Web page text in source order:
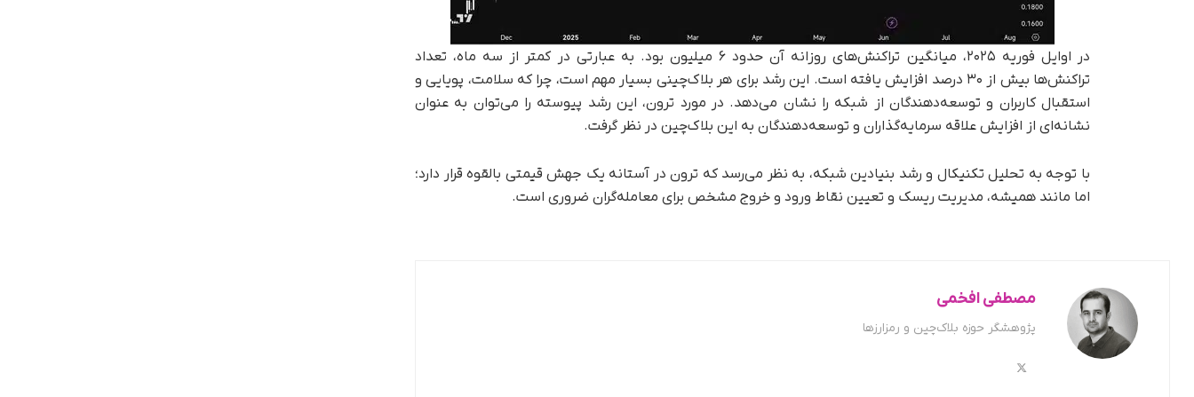
در اوایل فوریه ۲۰۲۵، میانگین تراکنش‌های روزانه آن حدود ۶ میلیون بود. به‌ عبارتی در کمتر از سه ماه، تعداد
تراکنش‌ها بیش از ۳۰ درصد افزایش یافته است. این رشد برای هر بلاک‌چینی بسیار مهم است، چرا که سلامت، پویایی و
استقبال کاربران و توسعه‌دهندگان از شبکه را نشان می‌دهد. در مورد ترون، این رشد پیوسته را می‌توان به‌ عنوان
نشانه‌ای از افزایش علاقه سرمایه‌گذاران و توسعه‌دهندگان به این بلاک‌چین در نظر گرفت.
با توجه به تحلیل تکنیکال و رشد بنیادین شبکه، به‌ نظر می‌رسد که ترون در آستانه یک جهش قیمتی بالقوه قرار دارد؛
اما مانند همیشه، مدیریت ریسک و تعیین نقاط ورود و خروج مشخص برای معامله‌گران ضروری است.
مصطفی افخمی
پژوهشگر حوزه بلاک‌چین و رمزارزها